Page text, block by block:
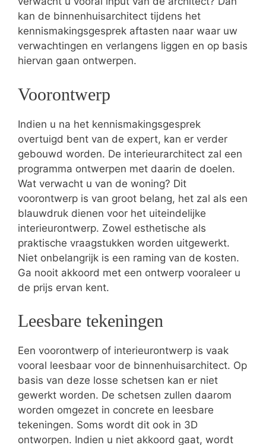
kan de binnenhuisarchitect tijdens het
kennismakingsgesprek aftasten naar waar uw
verwachtingen en verlangens liggen en op basis
hiervan gaan ontwerpen.
Voorontwerp
Indien u na het kennismakingsgesprek
overtuigd bent van de expert, kan er verder
gebouwd worden. De interieurarchitect zal een
programma ontwerpen met daarin de doelen.
Wat verwacht u van de woning? Dit
voorontwerp is van groot belang, het zal als een
blauwdruk dienen voor het uiteindelijke
interieurontwerp. Zowel esthetische als
praktische vraagstukken worden uitgewerkt.
Niet onbelangrijk is een raming van de kosten.
Ga nooit akkoord met een ontwerp vooraleer u
de prijs ervan kent.
Leesbare tekeningen
Een voorontwerp of interieurontwerp is vaak
vooral leesbaar voor de binnenhuisarchitect. Op
basis van deze losse schetsen kan er niet
gewerkt worden. De schetsen zullen daarom
worden omgezet in concrete en leesbare
tekeningen. Soms wordt dit ook in 3D
ontworpen. Indien u niet akkoord gaat, wordt